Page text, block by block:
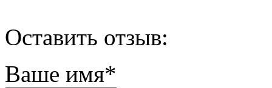
Оставить отзыв:
Ваше имя*